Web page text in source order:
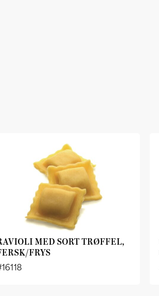
MED SORT TRØFFEL,
FRYS